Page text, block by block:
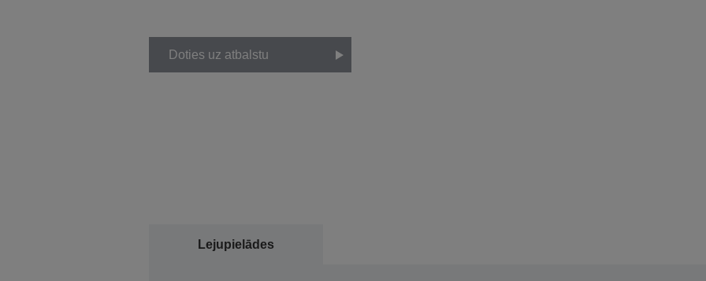
Doties uz atbalstu
Lejupielādes